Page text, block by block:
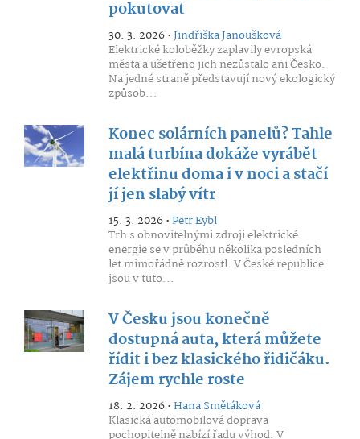
pokutovat
30. 3. 2026 •Jindřiška Janoušková
Elektrické koloběžky zaplavily evropská
města a ušetřeno jich nezůstalo ani Česko.
Na jedné straně představují nový ekologický
způsob...
Konec solárních panelů? Tahle
malá turbína dokáže vyrábět
elektřinu doma i v noci a stačí
jí jen slabý vítr
15. 3. 2026 •Petr Eybl
Trh s obnovitelnými zdroji elektrické
energie se v průběhu několika posledních
let mimořádně rozrostl. V České republice
jsou v tuto...
V Česku jsou konečně
dostupná auta, která můžete
řídit i bez klasického řidičáku.
Zájem rychle roste
18. 2. 2026 •Hana Smětáková
Klasická automobilová doprava
pochopitelně nabízí řadu výhod. V